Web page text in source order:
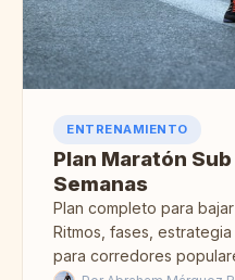
ENTRENAMIENTO
Plan Maratón
Semanas
Plan completo para
Ritmos, fases,
para corredores